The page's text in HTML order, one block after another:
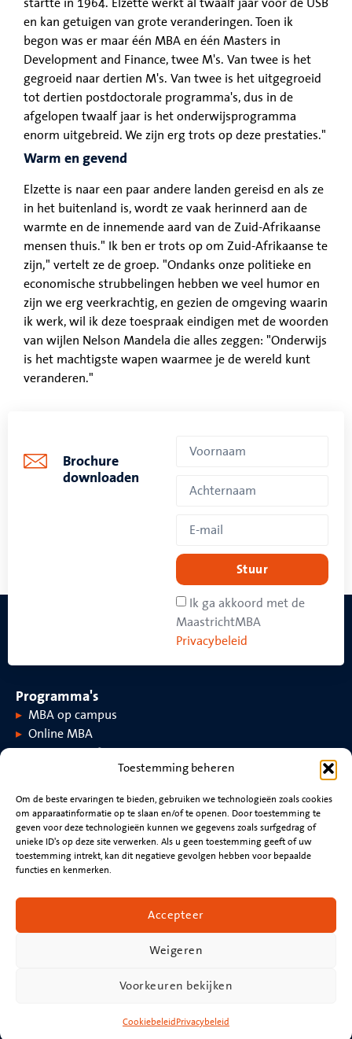
Toestemming beheren
Om de beste ervaringen te bieden, gebruiken we technologieën zoals cookies
om apparaatinformatie op te slaan en/of te openen. Door toestemming te
geven voor deze technologieën kunnen we gegevens zoals surfgedrag of
unieke ID's op deze site verwerken. Als u geen toestemming geeft of uw
toestemming intrekt, kan dit negatieve gevolgen hebben voor bepaalde
functies en kenmerken.
Accepteer
Weigeren
Voorkeuren bekijken
Cookiebeleid Privacybeleid
startte in 1964. Elzette werkt al twaalf jaar voor de USB
en kan getuigen van grote veranderingen. Toen ik
begon was er maar één MBA en één Masters in
Development and Finance, twee M's. Van twee is het
gegroeid naar dertien M's. Van twee is het uitgegroeid
tot dertien postdoctorale programma's, dus in de
afgelopen twaalf jaar is het onderwijsprogramma
enorm uitgebreid. We zijn erg trots op deze prestaties."
Warm en gevend
Elzette is naar een paar andere landen gereisd en als ze
in het buitenland is, wordt ze vaak herinnerd aan de
warmte en de innemende aard van de Zuid-Afrikaanse
mensen thuis." Ik ben er trots op om Zuid-Afrikaanse te
zijn," vertelt ze de groep. "Ondanks onze politieke en
economische strubbelingen hebben we veel humor en
zijn we erg veerkrachtig, en gezien de omgeving waarin
ik werk, wil ik deze toespraak eindigen met de woorden
van wijlen Nelson Mandela die alles zeggen: "Onderwijs
is het machtigste wapen waarmee je de wereld kunt
veranderen."
Brochure
downloaden
Ik ga akkoord met de
MaastrichtMBA
Privacybeleid
Stuur
Programma's
MBA op campus
Online MBA
Over MaastrichtMBA
Over MaastrichtMBA
Universiteit Maastricht
Rankings en accreditaties
Evenementen
Nieuws
Video's
Cookiebeleid |Privacyverklaring |